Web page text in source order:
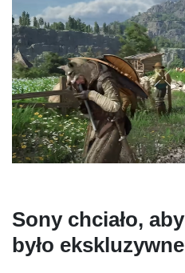
Sony chciało,
było ekskluzywne